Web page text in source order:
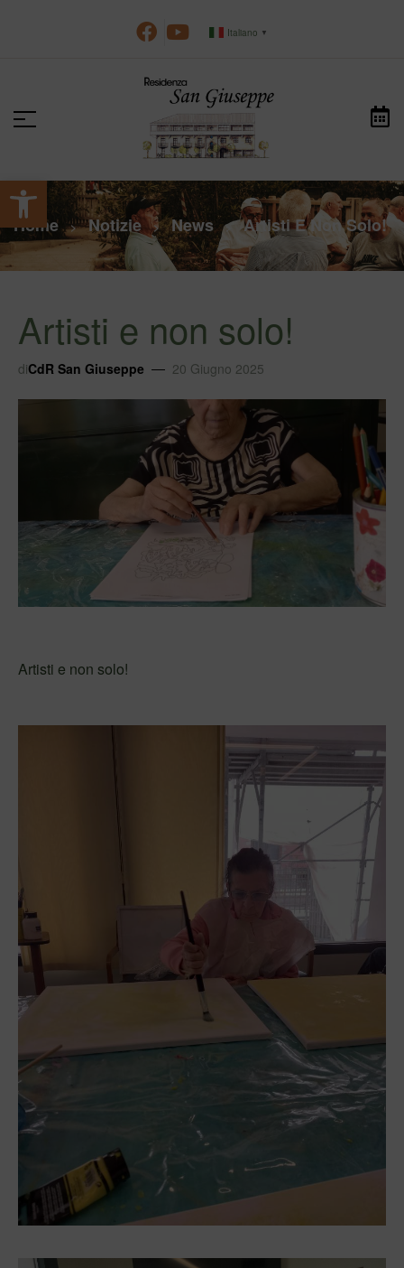
Apri la barra degli strumenti
Italiano ▼
Home > Notizie > News > Artisti E Non Solo!
Artisti e non solo!
diCdR San Giuseppe 20 Giugno 2025
Artisti e non solo!